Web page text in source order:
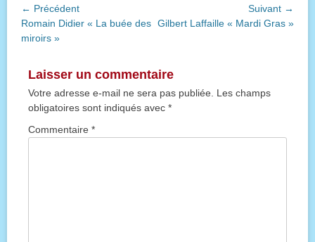
Navigation
de
l’article
← Précédent
Article
précédent :
Romain Didier « La buée des
miroirs »
Suivant →
Article
Gilbert Laffaille « Mardi Gras »
Laisser un commentaire
Votre adresse e-mail ne sera pas publiée.
Les champs
obligatoires sont indiqués avec *
Commentaire *